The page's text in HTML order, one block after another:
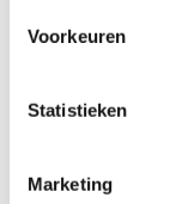
Voorkeuren
Statistieken
Marketing
Dat
Dat